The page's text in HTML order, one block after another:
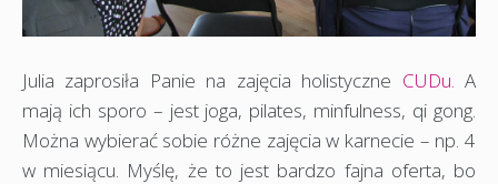
Julia zaprosiła Panie na zajęcia holistyczne CUDu. A
mają ich sporo – jest joga, pilates, minfulness, qi gong.
Można wybierać sobie różne zajęcia w karnecie – np. 4
w miesiącu. Myślę, że to jest bardzo fajna oferta, bo